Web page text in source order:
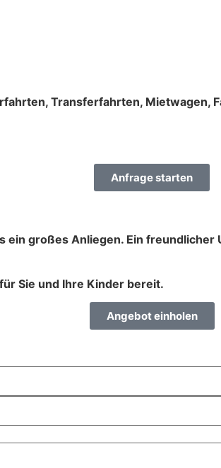
Transferfahrten, Mietwagen,
Anfrage starten
großes Anliegen. Ein
Sie und Ihre Kinder bereit.
Angebot einholen